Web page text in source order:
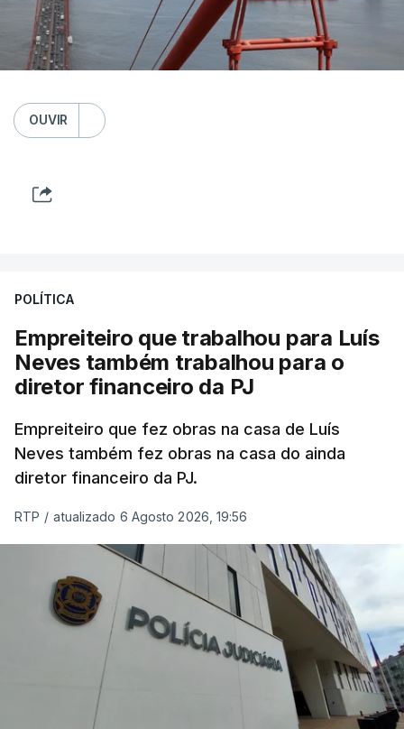
OUVIR
POLÍTICA
Empreiteiro que trabalhou para Luís
Neves também trabalhou para o
diretor financeiro da PJ
Empreiteiro que fez obras na casa de Luís
Neves também fez obras na casa do ainda
diretor financeiro da PJ.
RTP / atualizado 6 Agosto 2026, 19:56